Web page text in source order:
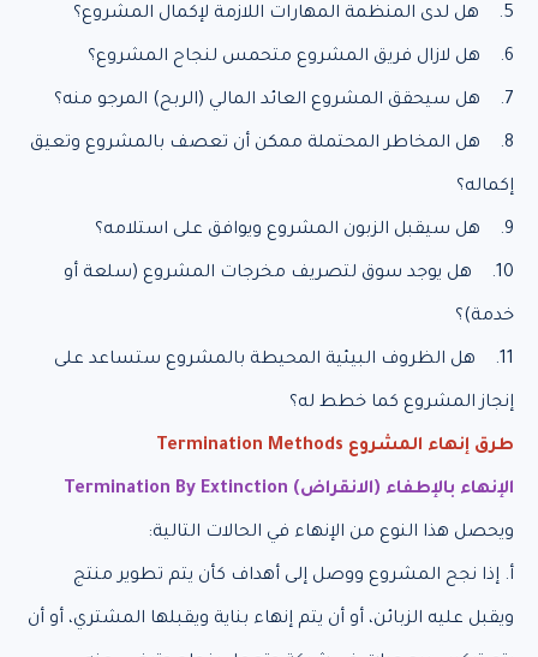
5. هل لدى المنظمة المهارات اللازمة لإكمال المشروع؟
6. هل لازال فريق المشروع متحمس لنجاح المشروع؟
7. هل سيحقق المشروع العائد المالي (الربح) المرجو منه؟
8. هل المخاطر المحتملة ممكن أن تعصف بالمشروع وتعيق
إكماله؟
9. هل سيقبل الزبون المشروع ويوافق على استلامه؟
10. هل يوجد سوق لتصريف مخرجات المشروع (سلعة أو
خدمة)؟
11. هل الظروف البيئية المحيطة بالمشروع ستساعد على
إنجاز المشروع كما خطط له؟
طرق إنهاء المشروع Termination Methods
الإنهاء بالإطفاء (الانقراض) Termination By Extinction
ويحصل هذا النوع من الإنهاء في الحالات التالية:
أ. إذا نجح المشروع ووصل إلى أهداف كأن يتم تطوير منتج
ويقبل عليه الزبائن، أو أن يتم إنهاء بناية ويقبلها المشتري، أو أن